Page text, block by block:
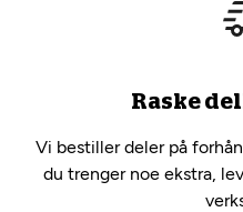
Raske
Vi bestiller deler på
du trenger noe ekstra,